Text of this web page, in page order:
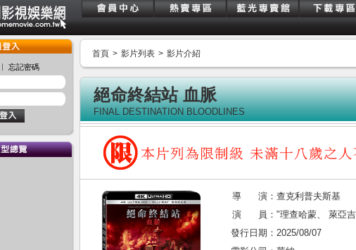
︱ 忘記密碼
首頁 > 影片列表 > 影片介紹
絕命終結站 血脈
FINAL DESTINATION BLOODLINES
導 演： 查克利普夫斯基
演 員： "理查哈蒙、
萊亞
發行日期： 2025/08/07